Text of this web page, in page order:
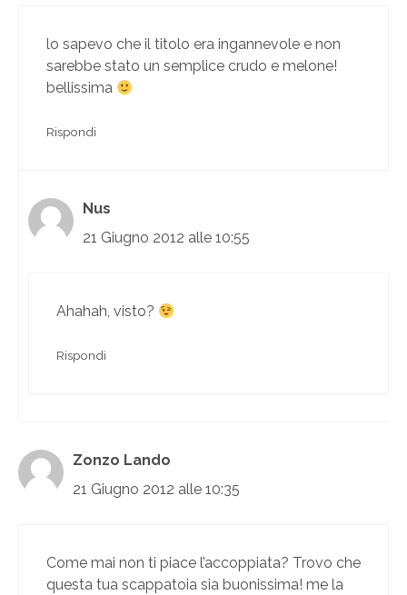
lo sapevo che il titolo era ingannevole e non
sarebbe stato un semplice crudo e melone!
bellissima
Rispondi
Nus
21 Giugno 2012 alle 10:55
Ahahah, visto?
Rispondi
Zonzo Lando
21 Giugno 2012 alle 10:35
Come mai non ti piace l’accoppiata? Trovo che
questa tua scappatoia sia buonissima! me la